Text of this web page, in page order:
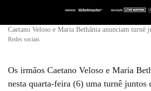
Caetano Veloso e Maria Bethânia anunciam turnê
Redes sociais
Os irmãos Caetano Veloso e Maria
nesta quarta-feira (6) uma turnê juntos